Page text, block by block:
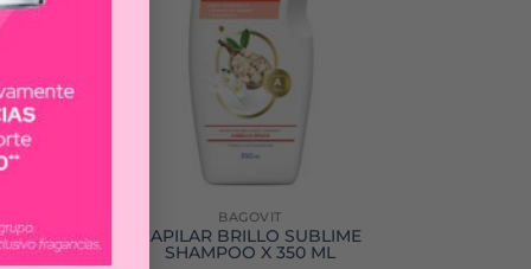
BAGOVIT
CAPILAR BRILLO SUBLIME
SHAMPOO X 350 ML